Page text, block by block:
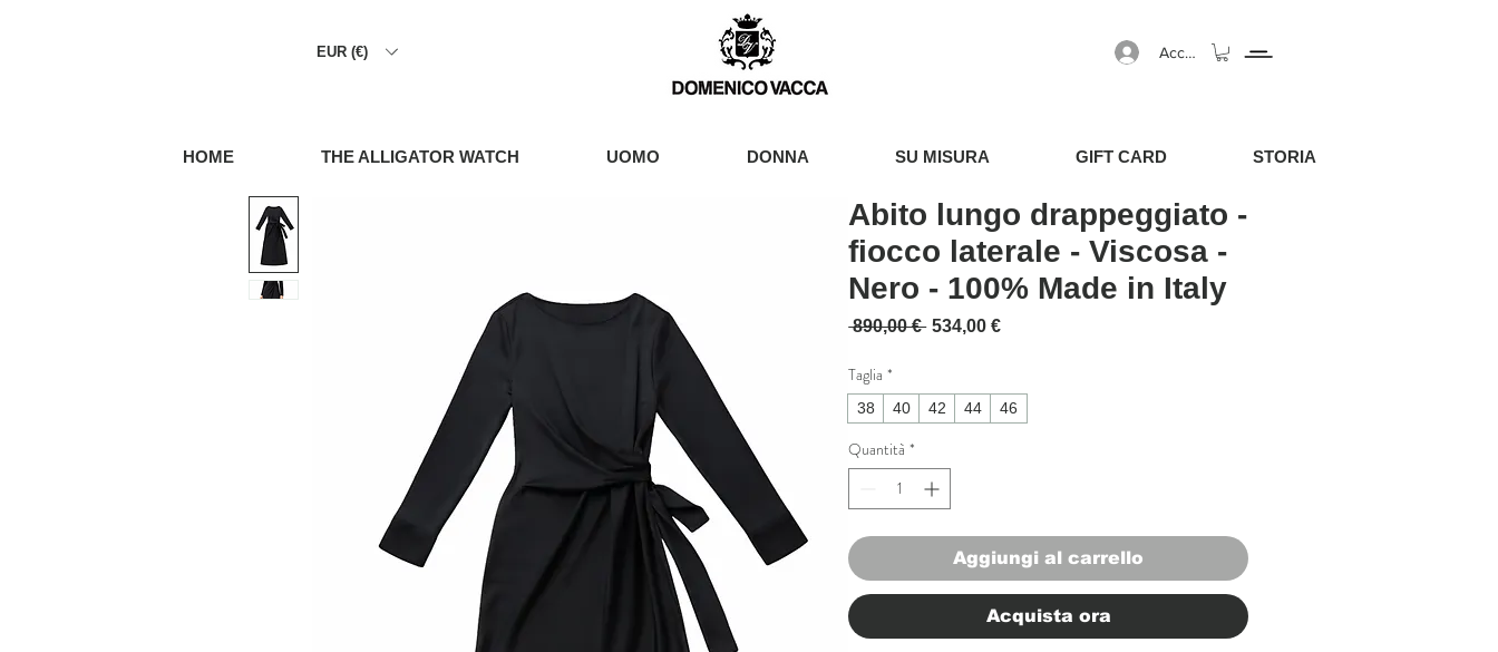
EUR (€) Accedi
HOME THE ALLIGATOR WATCH UOMO DONNA SU MISURA GIFT CARD STORIA
Abito lungo drappeggiato -
fiocco laterale - Viscosa -
Nero - 100% Made in Italy
890,00 € Prezzo regolare
534,00 €Prezzo scontato
Taglia *
38 40 42 44 46
Quantità *
Aggiungi al carrello
Acquista ora